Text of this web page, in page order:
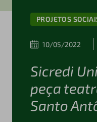
PROJETOS
10/05/2022
Sicredi
peça
Santo